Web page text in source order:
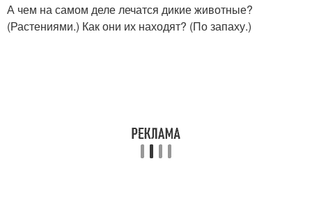
А чем на самом деле лечатся дикие животные?
(Растениями.) Как они их находят? (По запаху.)